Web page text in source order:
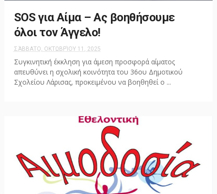
SOS για Αίμα – Ας βοηθήσουμε
όλοι τον Άγγελο!
ΣΆΒΒΑΤΟ, ΟΚΤΩΒΡΊΟΥ 11, 2025
Συγκινητική έκκληση για άμεση προσφορά αίματος
απευθύνει η σχολική κοινότητα του 36ου Δημοτικού
Σχολείου Λάρισας, προκειμένου να βοηθηθεί ο ...